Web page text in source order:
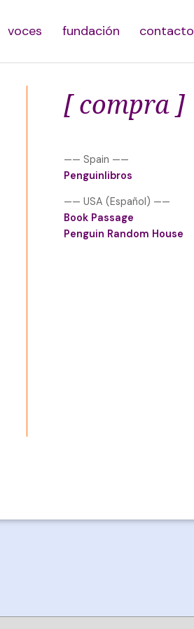
voces fundación contacto
[ compra ]
—— Spain ——
Penguinlibros
—— USA (Español) ——
Book Passage
Penguin Random House